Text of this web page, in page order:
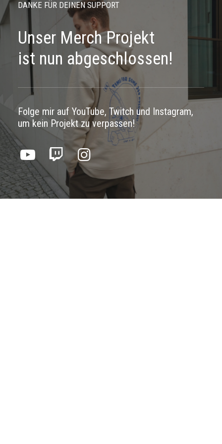
DANKE FÜR DEINEN SUPPORT
Unser Merch Projekt
ist nun abgeschlossen!
Folge mir auf YouTube, Twitch und Instagram,
um kein Projekt zu verpassen!